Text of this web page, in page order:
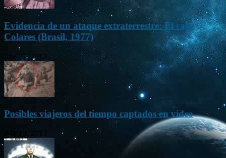
Evidencia de un ataque extraterrestre: El caso
Colares (Brasil, 1977)
Ene 21, 2012
Posibles viajeros del tiempo captados en vídeo